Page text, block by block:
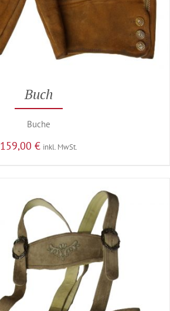
Buch
Buche
159,00 € inkl. MwSt.